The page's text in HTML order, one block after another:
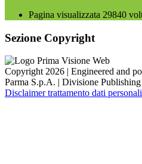
Pagina visualizzata 29840
Sezione Copyright
Copyright 2026 | Engineered and
Parma S.p.A. | Divisione
Disclaimer trattamento dati personali